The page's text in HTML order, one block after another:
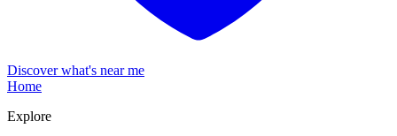
Discover what's near me
Home
Explore